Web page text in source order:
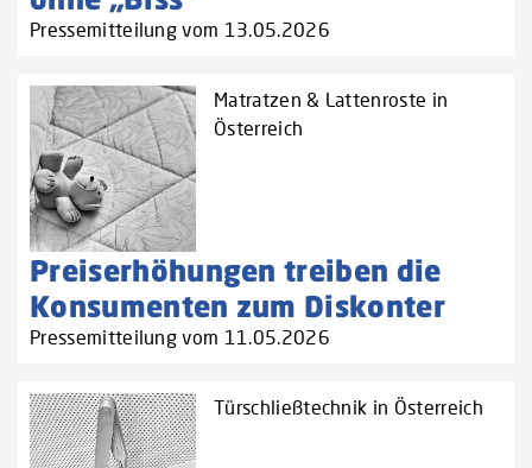
Pressemitteilung vom 13.05.2026
Matratzen & Lattenroste in
Österreich
Preiserhöhungen treiben die
Konsumenten zum Diskonter
Pressemitteilung vom 11.05.2026
Türschließtechnik in Österreich